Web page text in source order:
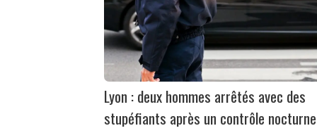
Lyon : deux hommes arrêtés avec des
stupéfiants après un contrôle